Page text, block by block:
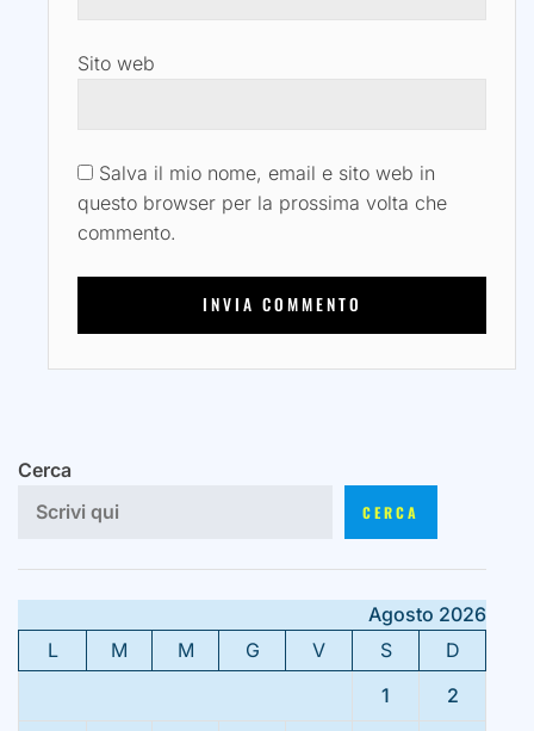
Sito web
Salva il mio nome, email e sito web in
questo browser per la prossima volta che
commento.
Cerca
CERCA
Agosto 2026
L
M M G V S
D
1
2